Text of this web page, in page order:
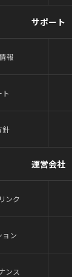
サポート
報
針
運営会社
ンク
ョン
ンス